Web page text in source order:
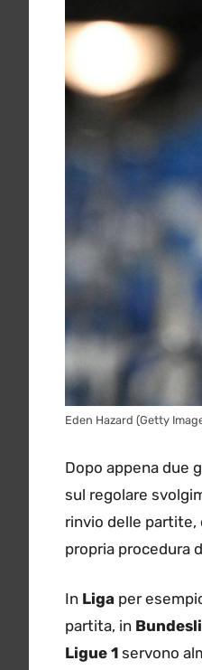
Eden Hazard (Getty
Dopo appena due
sul regolare
rinvio delle partite,
propria procedura
In Liga per
partita, in
Ligue 1 servono